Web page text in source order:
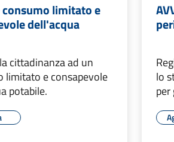
consumo limitato e
dell'acqua
cittadinanza ad un
limitato e consapevole
potabile.
lo